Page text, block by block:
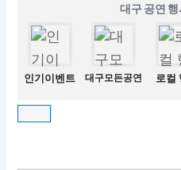
대구 공연
인기이벤트 대구모든공연 로컬